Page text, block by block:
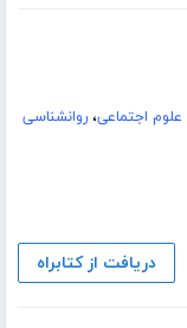
علوم اجتماعی،روانشناسی
دریافت از کتابراه